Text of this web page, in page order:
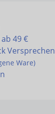
49 €
Versprechen
Ware)